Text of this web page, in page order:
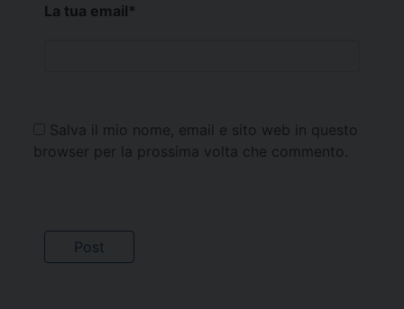
La tua email*
Salva il mio nome, email e sito web in questo
browser per la prossima volta che commento.